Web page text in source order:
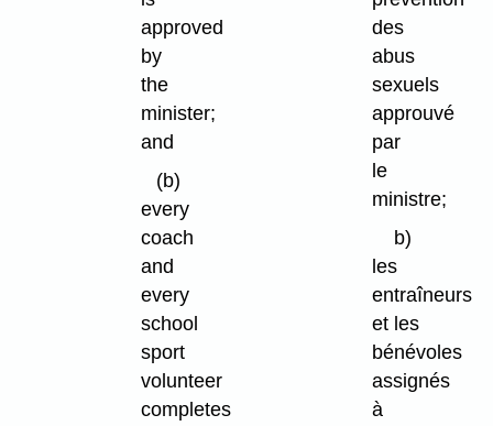
approved
by
the
minister;
and
(b)
every
coach
and
every
school
sport
volunteer
completes
des
abus
sexuels
approuvé
par
le
ministre;
b)
les
entraîneurs
et les
bénévoles
assignés
à